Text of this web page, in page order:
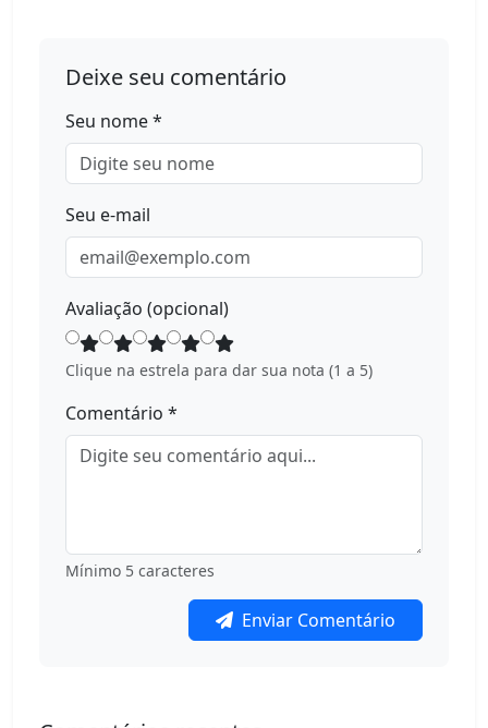
Deixe seu comentário
Seu nome *
Seu e-mail
Avaliação (opcional)
Clique na estrela para dar sua nota (1 a 5)
Comentário *
Mínimo 5 caracteres
Enviar Comentário